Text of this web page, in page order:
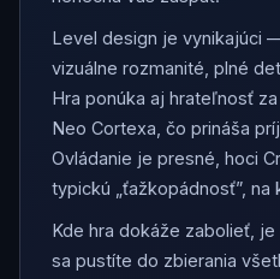
Level design je vynikajúci
vizuálne rozmanité, plné
Hra ponúka aj hrateľnosť
Neo Cortexa, čo prináša
Ovládanie je presné, hoci
typickú „ťažkopádnosť”,
Kde hra dokáže zabolieť,
sa pustíte do zbierania